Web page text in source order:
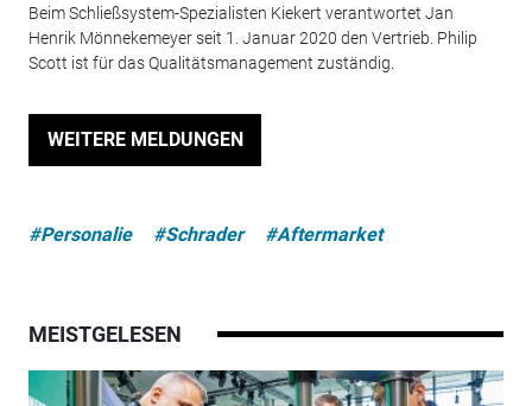
Beim Schließsystem-Spezialisten Kiekert verantwortet Jan
Henrik Mönnekemeyer seit 1. Januar 2020 den Vertrieb. Philip
Scott ist für das Qualitätsmanagement zuständig.
WEITERE MELDUNGEN
#Personalie #Schrader #Aftermarket
MEISTGELESEN